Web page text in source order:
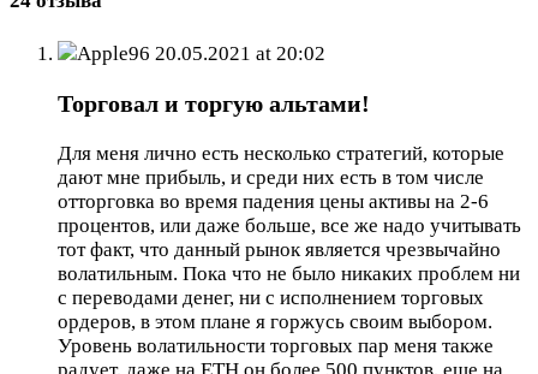
Apple96 20.05.2021 at 20:02
Торговал и торгую альтами!
Для меня лично есть несколько стратегий, которые
дают мне прибыль, и среди них есть в том числе
отторговка во время падения цены активы на 2-6
процентов, или даже больше, все же надо учитывать
тот факт, что данный рынок является чрезвычайно
волатильным. Пока что не было никаких проблем ни
с переводами денег, ни с исполнением торговых
ордеров, в этом плане я горжусь своим выбором.
Уровень волатильности торговых пар меня также